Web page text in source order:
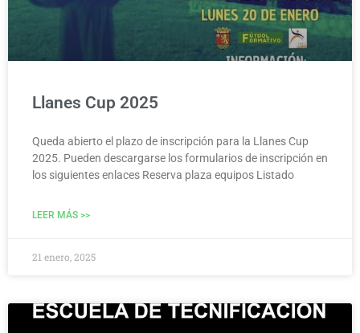
Llanes Cup 2025
Queda abierto el plazo de inscripción para la Llanes Cup
2025. Pueden descargarse los formularios de inscripción en
los siguientes enlaces Reserva plaza equipos Listado
LEER MÁS >>
21 enero, 2025